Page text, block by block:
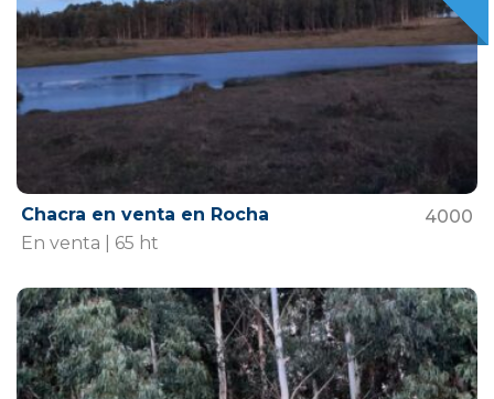
Chacra en venta en Rocha
4000
En venta | 65 ht